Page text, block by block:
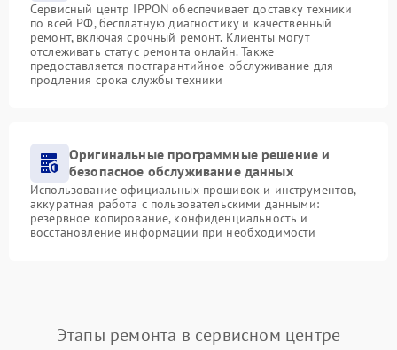
Сервисный центр IPPON обеспечивает доставку техники
по всей РФ, бесплатную диагностику и качественный
ремонт, включая срочный ремонт. Клиенты могут
отслеживать статус ремонта онлайн. Также
предоставляется постгарантийное обслуживание для
продления срока службы техники
Оригинальные программные решение и
безопасное обслуживание данных
Использование официальных прошивок и инструментов,
аккуратная работа с пользовательскими данными:
резервное копирование, конфиденциальность и
восстановление информации при необходимости
Этапы ремонта в сервисном центре